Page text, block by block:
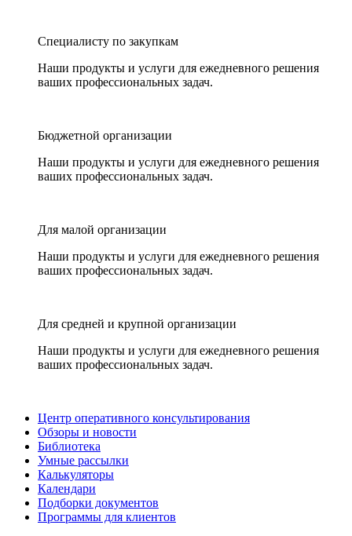
Специалисту по закупкам
Наши продукты и услуги для ежедневного решения
ваших профессиональных задач.
Бюджетной организации
Наши продукты и услуги для ежедневного решения
ваших профессиональных задач.
Для малой организации
Наши продукты и услуги для ежедневного решения
ваших профессиональных задач.
Для средней и крупной организации
Наши продукты и услуги для ежедневного решения
ваших профессиональных задач.
Центр оперативного консультирования
Обзоры и новости
Библиотека
Умные рассылки
Калькуляторы
Календари
Подборки документов
Программы для клиентов